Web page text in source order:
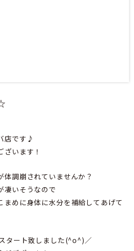
店です♪
います！
調崩されていませんか？
凄いそうなので
まめに身体に水分を補給してあげて
タート致しました(^o^)／